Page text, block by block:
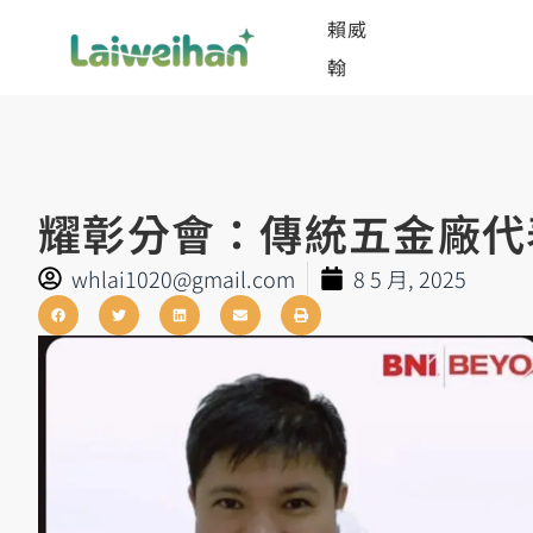
賴威
翰
耀彰分會：傳統五金廠
whlai1020@gmail.com 8 5 月, 2025